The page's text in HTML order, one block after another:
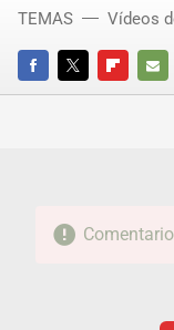
FACEBOOKTWITTERFLIPBOARD
E-
TEMAS Vídeos